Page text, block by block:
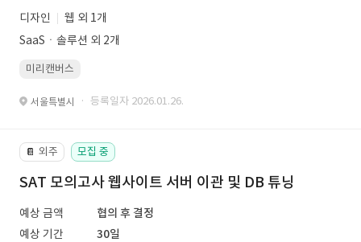
디자인
웹 외 1개
SaaSㆍ솔루션 외 2개
미리캔버스
서울특별시 · 등록일자 2026.01.26.
📔 외주 모집 중
SAT 모의고사 웹사이트 서버 이관 및 DB 튜닝
예상 금액
협의 후 결정
예상 기간
30일